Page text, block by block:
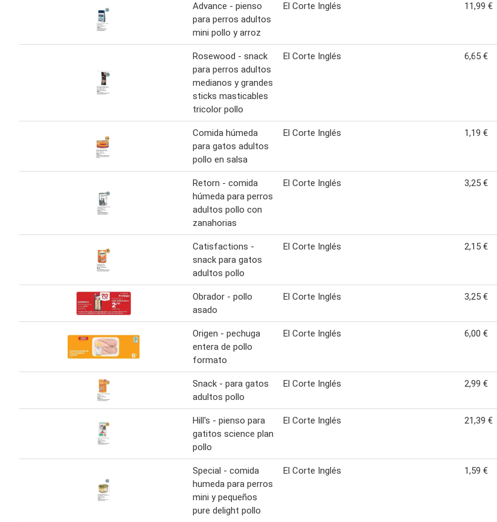
Advance - pienso
para perros adultos
mini pollo y arroz
El Corte Inglés 11,99 €
Rosewood - snack
para perros adultos
medianos y grandes
sticks masticables
tricolor pollo
El Corte Inglés 6,65 €
Comida húmeda
para gatos adultos
pollo en salsa
El Corte Inglés 1,19 €
Retorn - comida
húmeda para perros
adultos pollo con
zanahorias
El Corte Inglés 3,25 €
Catisfactions -
snack para gatos
adultos pollo
El Corte Inglés 2,15 €
Obrador - pollo
asado
El Corte Inglés 3,25 €
Origen - pechuga
entera de pollo
formato
El Corte Inglés 6,00 €
Snack - para gatos
adultos pollo
El Corte Inglés 2,99 €
Hill's - pienso para
gatitos science plan
pollo
El Corte Inglés 21,39 €
Special - comida
humeda para perros
mini y pequeños
pure delight pollo
El Corte Inglés 1,59 €